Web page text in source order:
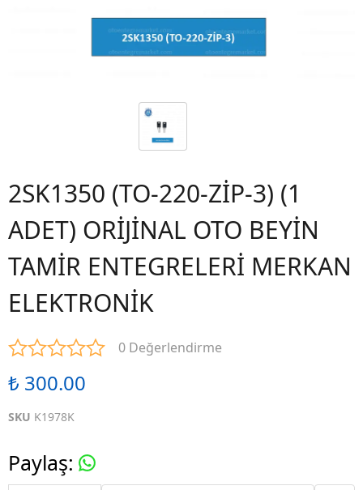
2SK1350 (TO-220-ZİP-3) (1
ADET) ORİJİNAL OTO BEYİN
TAMİR ENTEGRELERİ MERKAN
ELEKTRONİK
0 Değerlendirme
₺ 300.00
SKU K1978K
Paylaş: